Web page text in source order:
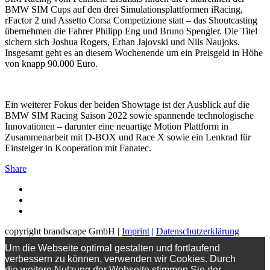
BMW SIM Cups auf den drei Simulationsplattformen iRacing,
rFactor 2 und Assetto Corsa Competizione statt – das Shoutcasting
übernehmen die Fahrer Philipp Eng und Bruno Spengler. Die Titel
sichern sich Joshua Rogers, Erhan Jajovski und Nils Naujoks.
Insgesamt geht es an diesem Wochenende um ein Preisgeld in Höhe
von knapp 90.000 Euro.
Ein weiterer Fokus der beiden Showtage ist der Ausblick auf die
BMW SIM Racing Saison 2022 sowie spannende technologische
Innovationen – darunter eine neuartige Motion Plattform in
Zusammenarbeit mit D-BOX und Race X sowie ein Lenkrad für
Einsteiger in Kooperation mit Fanatec.
Share
copyright brandscape GmbH | Imprint | Datenschutzerklärung
Um die Webseite optimal gestalten und fortlaufend
verbessern zu können, verwenden wir Cookies. Durch